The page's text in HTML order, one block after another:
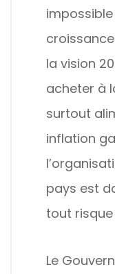
la vision
acheter à
surtout
inflation
pays est
tout risque
Le